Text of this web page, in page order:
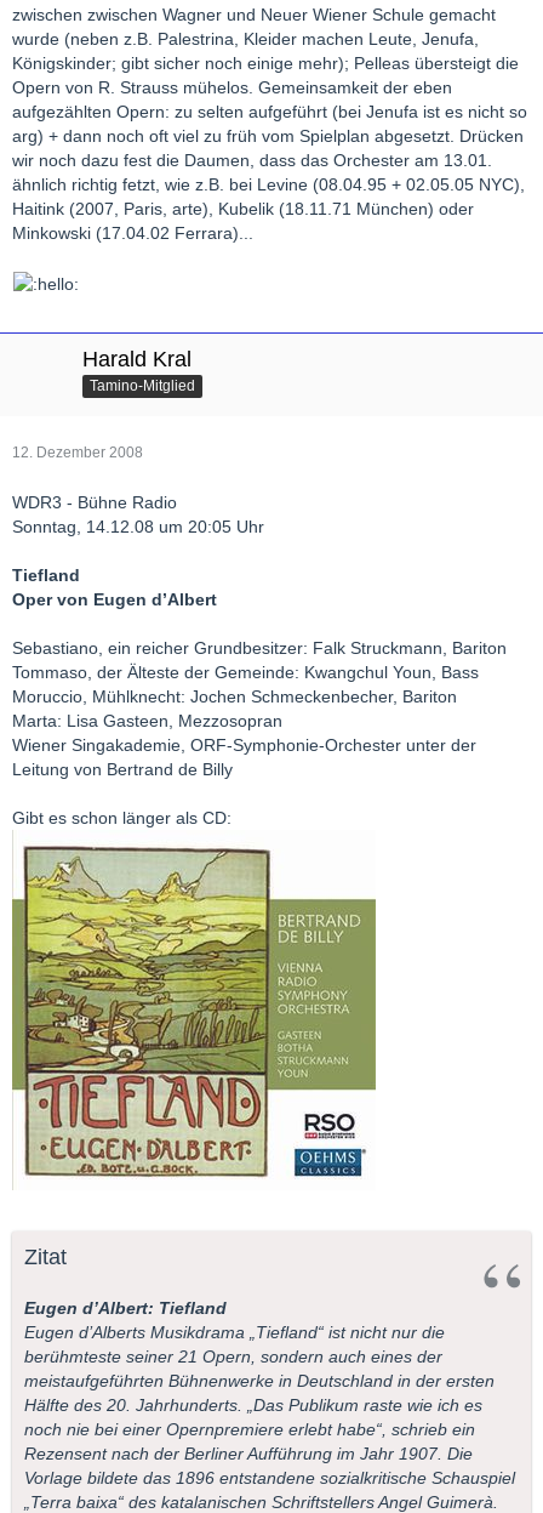
zwischen zwischen Wagner und Neuer Wiener Schule gemacht
wurde (neben z.B. Palestrina, Kleider machen Leute, Jenufa,
Königskinder; gibt sicher noch einige mehr); Pelleas übersteigt die
Opern von R. Strauss mühelos. Gemeinsamkeit der eben
aufgezählten Opern: zu selten aufgeführt (bei Jenufa ist es nicht so
arg) + dann noch oft viel zu früh vom Spielplan abgesetzt. Drücken
wir noch dazu fest die Daumen, dass das Orchester am 13.01.
ähnlich richtig fetzt, wie z.B. bei Levine (08.04.95 + 02.05.05 NYC),
Haitink (2007, Paris, arte), Kubelik (18.11.71 München) oder
Minkowski (17.04.02 Ferrara)...
Harald Kral
Tamino-Mitglied
12. Dezember 2008
WDR3 - Bühne Radio
Sonntag, 14.12.08 um 20:05 Uhr
Tiefland
Oper von Eugen d’Albert
Sebastiano, ein reicher Grundbesitzer: Falk Struckmann, Bariton
Tommaso, der Älteste der Gemeinde: Kwangchul Youn, Bass
Moruccio, Mühlknecht: Jochen Schmeckenbecher, Bariton
Marta: Lisa Gasteen, Mezzosopran
Wiener Singakademie, ORF-Symphonie-Orchester unter der
Leitung von Bertrand de Billy
Gibt es schon länger als CD:
Zitat
Eugen d’Albert: Tiefland
Eugen d’Alberts Musikdrama „Tiefland“ ist nicht nur die
berühmteste seiner 21 Opern, sondern auch eines der
meistaufgeführten Bühnenwerke in Deutschland in der ersten
Hälfte des 20. Jahrhunderts. „Das Publikum raste wie ich es
noch nie bei einer Opernpremiere erlebt habe“, schrieb ein
Rezensent nach der Berliner Aufführung im Jahr 1907. Die
Vorlage bildete das 1896 entstandene sozialkritische Schauspiel
„Terra baixa“ des katalanischen Schriftstellers Angel Guimerà.